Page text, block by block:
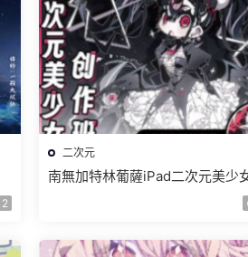
2
二次元
南無加特林葡薩iPad二次元美少
作班2024【畫質高清隻有視頻】